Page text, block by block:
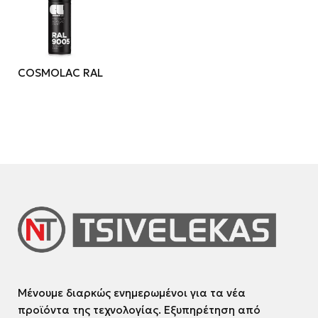
COSMOLAC RAL
Μένουμε διαρκώς ενημερωμένοι για τα νέα
προϊόντα της τεχνολογίας. Εξυπηρέτηση από